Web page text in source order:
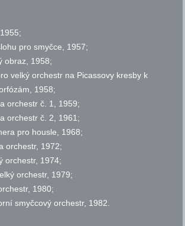
pro smyčce, 1957;
obraz, 1958;
velký orchestr na Picassovy kresby k
1958;
orchestrč. 1, 1959;
orchestrč. 2, 1961;
pro housle, 1968;
orchestr, 1972;
orchestr, 1974;
orchestr, 1979;
1980;
smyčcový orchestr, 1982.